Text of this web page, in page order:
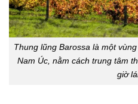
Thung lũng Barossa là một
Nam Úc, nằm cách trung tâm
giờ